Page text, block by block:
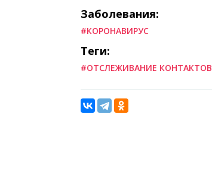
Заболевания:
#КОРОНАВИРУС
Теги:
#ОТСЛЕЖИВАНИЕ КОНТАКТОВ